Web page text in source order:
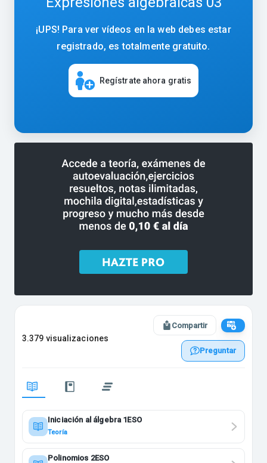
¡UPS! Para ver vídeos en la web debes estar
registrado, es totalmente gratuito.
Regístrate ahora gratis
3.379 visualizaciones
Compartir
Preguntar
Iniciación al álgebra 1ESO
Teoría
Polinomios 2ESO